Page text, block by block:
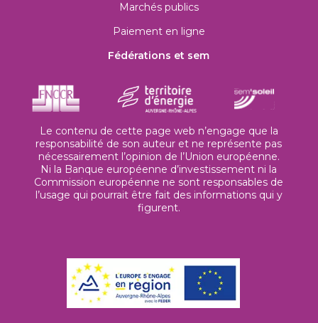
Marchés publics
Paiement en ligne
Fédérations et sem
Le contenu de cette page web n’engage que la
responsabilité de son auteur et ne représente pas
nécessairement l’opinion de l’Union européenne.
Ni la Banque européenne d’investissement ni la
Commission européenne ne sont responsables de
l’usage qui pourrait être fait des informations qui y
figurent.